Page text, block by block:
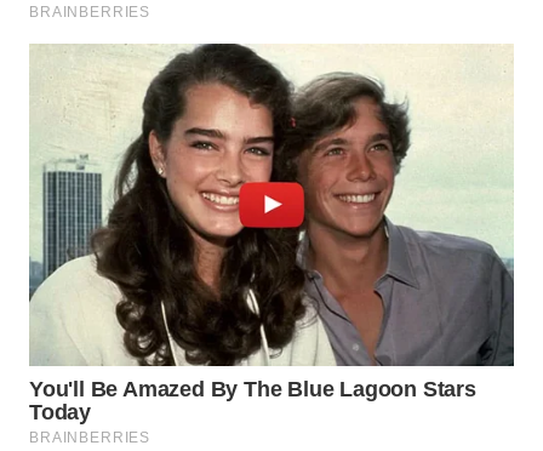
SUMEDANG
WN
CIANJUR
WN
KEPULAUAN
SERIBU
TANGERANG
WN
BINJAI